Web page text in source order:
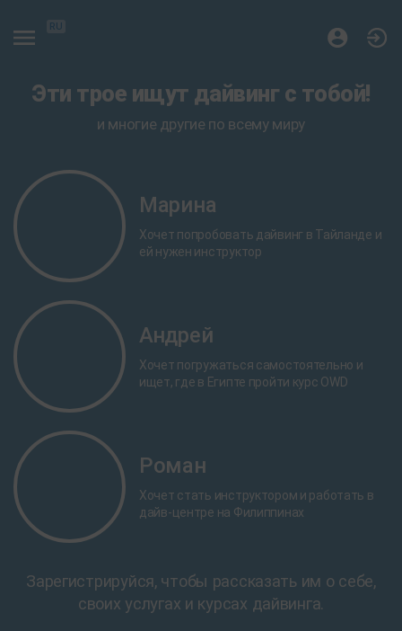
RU
Эти трое ищут дайвинг с тобой!
и многие другие по всему миру
Марина
Хочет попробовать дайвинг в Тайланде и
ей нужен инструктор
Андрей
Хочет погружаться самостоятельно и
ищет, где в Египте пройти курс OWD
Роман
Хочет стать инструктором и работать в
дайв-центре на Филиппинах
Зарегистрируйся, чтобы рассказать им о себе,
своих услугах и курсах дайвинга.